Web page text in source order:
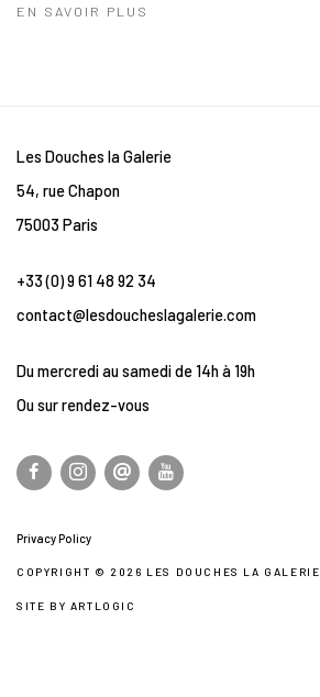
EN SAVOIR PLUS
Les Douches la Galerie
54, rue Chapon
75003 Paris
+33 (0) 9 61 48 92 34
contact@lesdoucheslagalerie.com
Du mercredi au samedi de 14h à 19h
Ou sur rendez-vous
Privacy Policy
COPYRIGHT © 2026 LES DOUCHES LA GALERIE
SITE BY ARTLOGIC